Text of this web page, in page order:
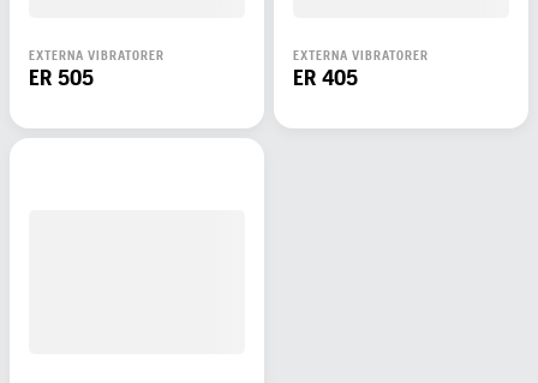
EXTERNA VIBRATORER
ER 505
EXTERNA VIBRATORER
ER 405